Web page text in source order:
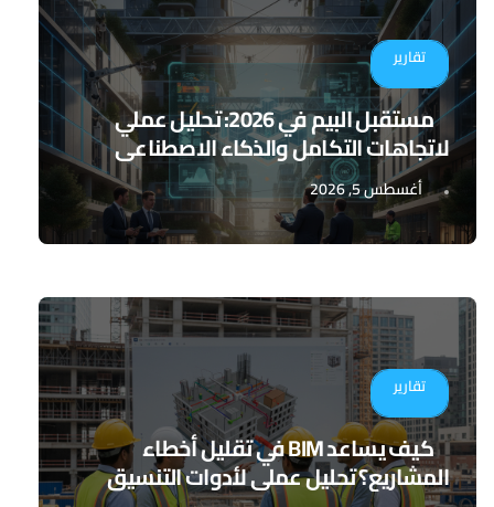
تقارير
مستقبل البيم في 2026: تحليل عملي
لاتجاهات التكامل والذكاء الاصطناعي
أغسطس 5, 2026
تقارير
كيف يساعد BIM في تقليل أخطاء
المشاريع؟ تحليل عملي لأدوات التنسيق